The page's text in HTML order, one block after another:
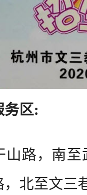
务区:
路，南至
北至文三